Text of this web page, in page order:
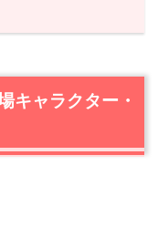
クター・声優紹介
配信サービス
「画廊探しはつら
廊探すニャッホでし
キャラクター・